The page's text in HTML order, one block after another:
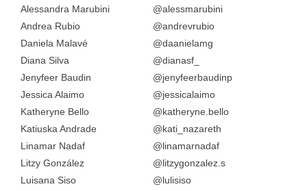
Alessandra Marubini
@alessmarubini
Andrea Rubio
@andrevrubio
Daniela Malavé
@daanielamg
Diana Silva
@dianasf_
Jenyfeer Baudin
@jenyfeerbaudinp
Jessica Alaimo
@jessicalaimo
Katheryne Bello
@katheryne.bello
Katiuska Andrade
@kati_nazareth
Linamar Nadaf
@linamarnadaf
Litzy González
@litzygonzalez.s
Luisana Siso
@lulisiso